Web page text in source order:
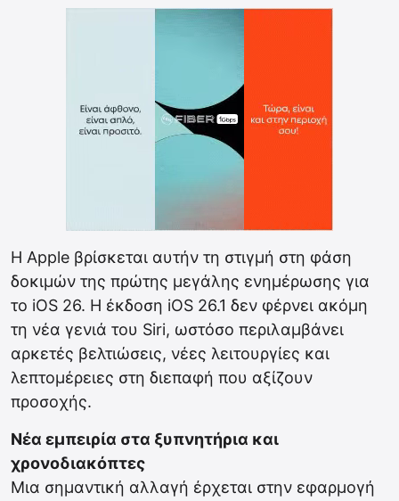
Η Apple βρίσκεται αυτήν τη στιγμή στη φάση
δοκιμών της πρώτης μεγάλης ενημέρωσης για
το iOS 26. Η έκδοση iOS 26.1 δεν φέρνει ακόμη
τη νέα γενιά του Siri, ωστόσο περιλαμβάνει
αρκετές βελτιώσεις, νέες λειτουργίες και
λεπτομέρειες στη διεπαφή που αξίζουν
προσοχής.
Νέα εμπειρία στα ξυπνητήρια και
χρονοδιακόπτες
Μια σημαντική αλλαγή έρχεται στην εφαρμογή